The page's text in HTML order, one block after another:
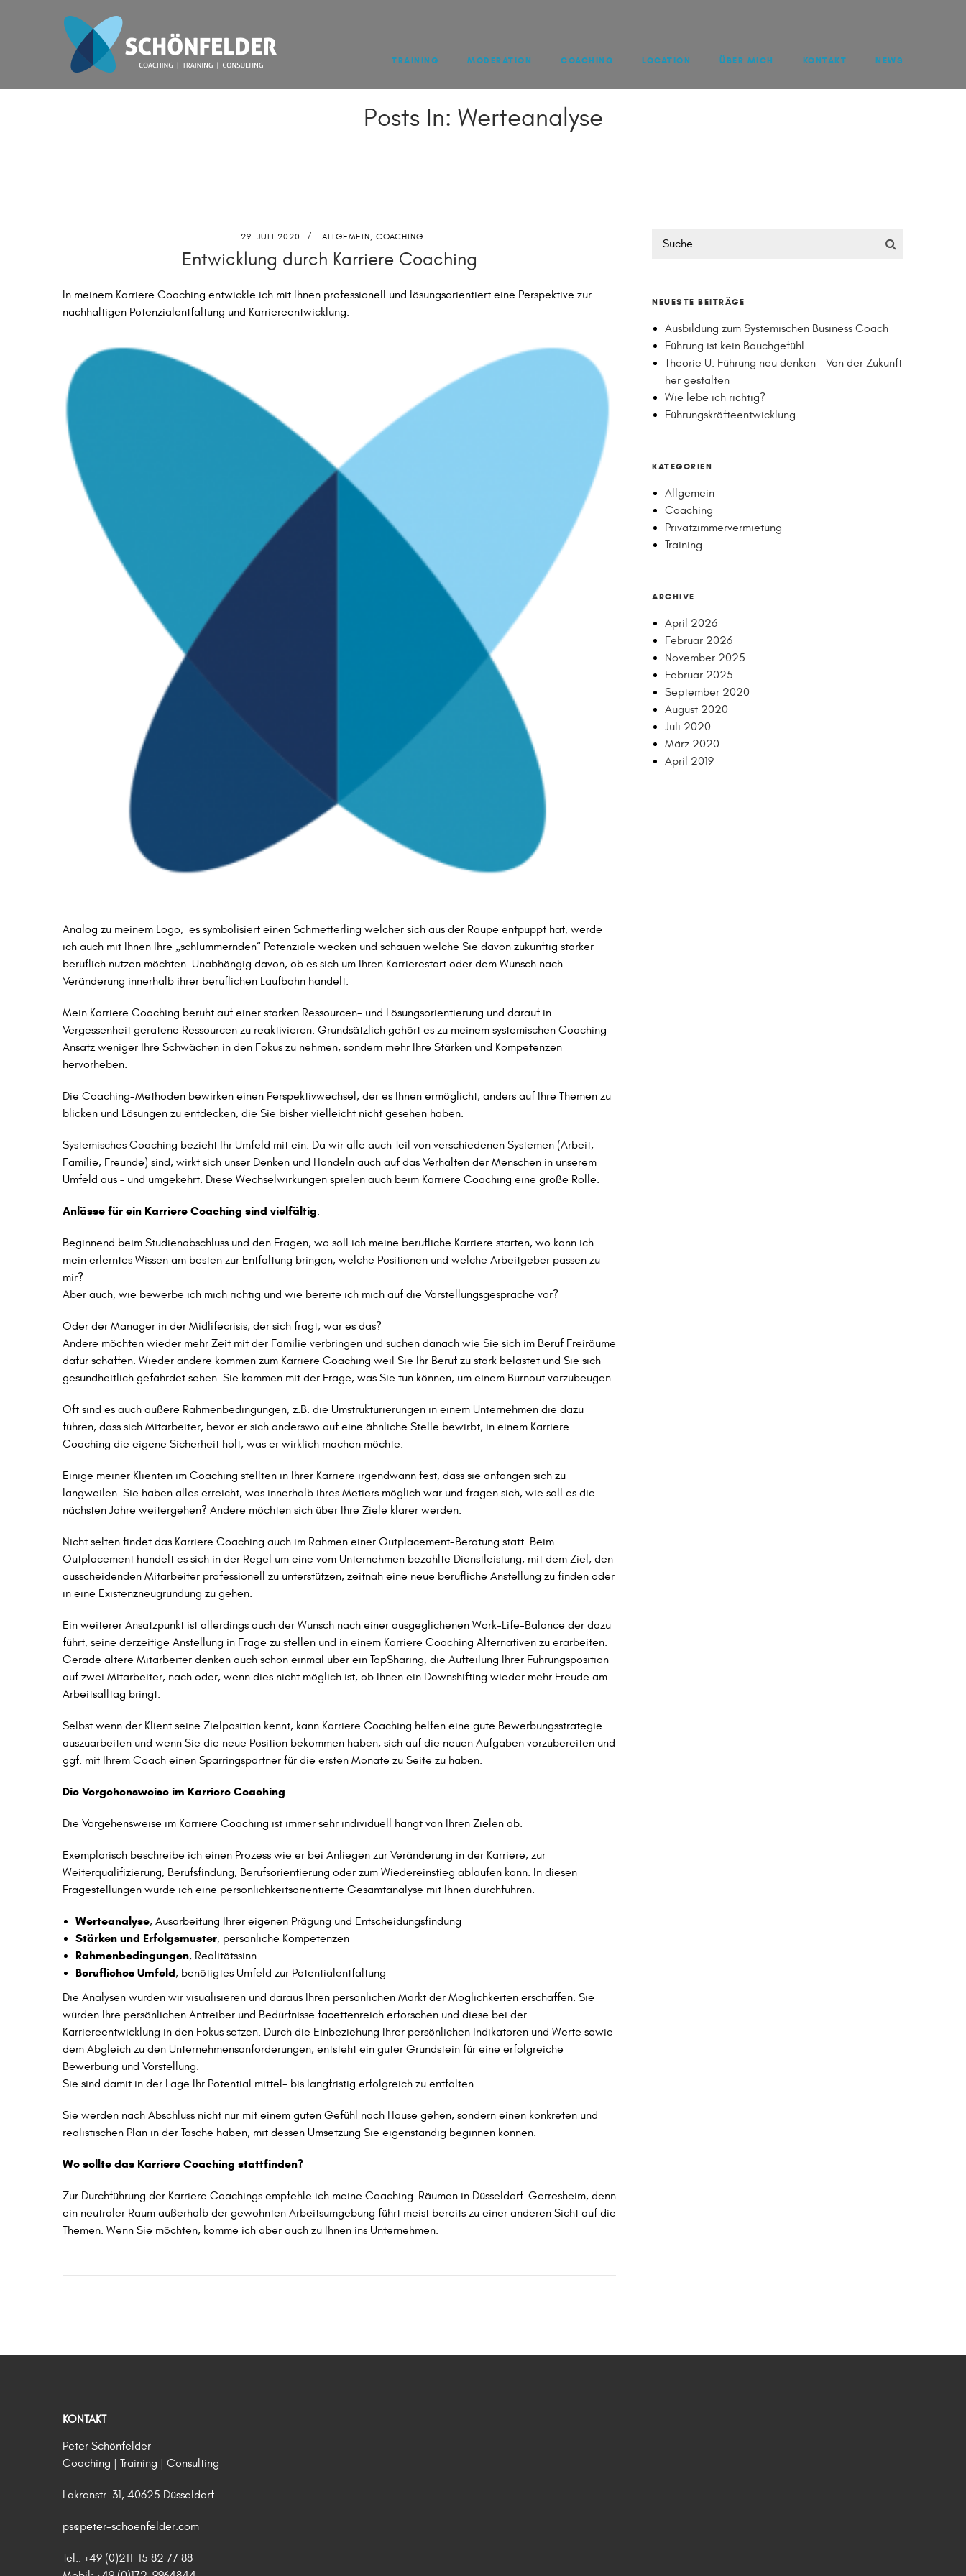
TRAINING MODERATION COACHING LOCATION ÜBER MICH KONTAKT NEWS
Posts In: Werteanalyse
29. JULI 2020 ALLGEMEIN, COACHING
Entwicklung durch Karriere Coaching
In meinem Karriere Coaching entwickle ich mit Ihnen professionell und lösungsorientiert eine Perspektive zur
nachhaltigen Potenzialentfaltung und Karriereentwicklung.
Analog zu meinem Logo, es symbolisiert einen Schmetterling welcher sich aus der Raupe entpuppt hat, werde
ich auch mit Ihnen Ihre „schlummernden“ Potenziale wecken und schauen welche Sie davon zukünftig stärker
beruflich nutzen möchten. Unabhängig davon, ob es sich um Ihren Karrierestart oder dem Wunsch nach
Veränderung innerhalb ihrer beruflichen Laufbahn handelt.
Mein Karriere Coaching beruht auf einer starken Ressourcen- und Lösungsorientierung und darauf in
Vergessenheit geratene Ressourcen zu reaktivieren. Grundsätzlich gehört es zu meinem systemischen Coaching
Ansatz weniger Ihre Schwächen in den Fokus zu nehmen, sondern mehr Ihre Stärken und Kompetenzen
hervorheben.
Die Coaching-Methoden bewirken einen Perspektivwechsel, der es Ihnen ermöglicht, anders auf Ihre Themen zu
blicken und Lösungen zu entdecken, die Sie bisher vielleicht nicht gesehen haben.
Systemisches Coaching bezieht Ihr Umfeld mit ein. Da wir alle auch Teil von verschiedenen Systemen (Arbeit,
Familie, Freunde) sind, wirkt sich unser Denken und Handeln auch auf das Verhalten der Menschen in unserem
Umfeld aus – und umgekehrt. Diese Wechselwirkungen spielen auch beim Karriere Coaching eine große Rolle.
Anlässe für ein Karriere Coaching sind vielfältig.
Beginnend beim Studienabschluss und den Fragen, wo soll ich meine berufliche Karriere starten, wo kann ich
mein erlerntes Wissen am besten zur Entfaltung bringen, welche Positionen und welche Arbeitgeber passen zu
mir?
Aber auch, wie bewerbe ich mich richtig und wie bereite ich mich auf die Vorstellungsgespräche vor?
Oder der Manager in der Midlifecrisis, der sich fragt, war es das?
Andere möchten wieder mehr Zeit mit der Familie verbringen und suchen danach wie Sie sich im Beruf Freiräume
dafür schaffen. Wieder andere kommen zum Karriere Coaching weil Sie Ihr Beruf zu stark belastet und Sie sich
gesundheitlich gefährdet sehen. Sie kommen mit der Frage, was Sie tun können, um einem Burnout vorzubeugen.
Oft sind es auch äußere Rahmenbedingungen, z.B. die Umstrukturierungen in einem Unternehmen die dazu
führen, dass sich Mitarbeiter, bevor er sich anderswo auf eine ähnliche Stelle bewirbt, in einem Karriere
Coaching die eigene Sicherheit holt, was er wirklich machen möchte.
Einige meiner Klienten im Coaching stellten in Ihrer Karriere irgendwann fest, dass sie anfangen sich zu
langweilen. Sie haben alles erreicht, was innerhalb ihres Metiers möglich war und fragen sich, wie soll es die
nächsten Jahre weitergehen? Andere möchten sich über Ihre Ziele klarer werden.
Nicht selten findet das Karriere Coaching auch im Rahmen einer Outplacement-Beratung statt. Beim
Outplacement handelt es sich in der Regel um eine vom Unternehmen bezahlte Dienstleistung, mit dem Ziel, den
ausscheidenden Mitarbeiter professionell zu unterstützen, zeitnah eine neue berufliche Anstellung zu finden oder
in eine Existenzneugründung zu gehen.
Ein weiterer Ansatzpunkt ist allerdings auch der Wunsch nach einer ausgeglichenen Work-Life-Balance der dazu
führt, seine derzeitige Anstellung in Frage zu stellen und in einem Karriere Coaching Alternativen zu erarbeiten.
Gerade ältere Mitarbeiter denken auch schon einmal über ein TopSharing, die Aufteilung Ihrer Führungsposition
auf zwei Mitarbeiter, nach oder, wenn dies nicht möglich ist, ob Ihnen ein Downshifting wieder mehr Freude am
Arbeitsalltag bringt.
Selbst wenn der Klient seine Zielposition kennt, kann Karriere Coaching helfen eine gute Bewerbungsstrategie
auszuarbeiten und wenn Sie die neue Position bekommen haben, sich auf die neuen Aufgaben vorzubereiten und
ggf. mit Ihrem Coach einen Sparringspartner für die ersten Monate zu Seite zu haben.
Die Vorgehensweise im Karriere Coaching
Die Vorgehensweise im Karriere Coaching ist immer sehr individuell hängt von Ihren Zielen ab.
Exemplarisch beschreibe ich einen Prozess wie er bei Anliegen zur Veränderung in der Karriere, zur
Weiterqualifizierung, Berufsfindung, Berufsorientierung oder zum Wiedereinstieg ablaufen kann. In diesen
Fragestellungen würde ich eine persönlichkeitsorientierte Gesamtanalyse mit Ihnen durchführen.
Werteanalyse, Ausarbeitung Ihrer eigenen Prägung und Entscheidungsfindung
Stärken und Erfolgsmuster, persönliche Kompetenzen
Rahmenbedingungen, Realitätssinn
Berufliches Umfeld, benötigtes Umfeld zur Potentialentfaltung
Die Analysen würden wir visualisieren und daraus Ihren persönlichen Markt der Möglichkeiten erschaffen. Sie
würden Ihre persönlichen Antreiber und Bedürfnisse facettenreich erforschen und diese bei der
Karriereentwicklung in den Fokus setzen. Durch die Einbeziehung Ihrer persönlichen Indikatoren und Werte sowie
dem Abgleich zu den Unternehmensanforderungen, entsteht ein guter Grundstein für eine erfolgreiche
Bewerbung und Vorstellung.
Sie sind damit in der Lage Ihr Potential mittel- bis langfristig erfolgreich zu entfalten.
Sie werden nach Abschluss nicht nur mit einem guten Gefühl nach Hause gehen, sondern einen konkreten und
realistischen Plan in der Tasche haben, mit dessen Umsetzung Sie eigenständig beginnen können.
Wo sollte das Karriere Coaching stattfinden?
Zur Durchführung der Karriere Coachings empfehle ich meine Coaching-Räumen in Düsseldorf-Gerresheim, denn
ein neutraler Raum außerhalb der gewohnten Arbeitsumgebung führt meist bereits zu einer anderen Sicht auf die
Themen. Wenn Sie möchten, komme ich aber auch zu Ihnen ins Unternehmen.
NEUESTE BEITRÄGE
Ausbildung zum Systemischen Business Coach
Führung ist kein Bauchgefühl
Theorie U: Führung neu denken – Von der Zukunft
her gestalten
Wie lebe ich richtig?
Führungskräfteentwicklung
KATEGORIEN
Allgemein
Coaching
Privatzimmervermietung
Training
ARCHIVE
April 2026
Februar 2026
November 2025
Februar 2025
September 2020
August 2020
Juli 2020
März 2020
April 2019
KONTAKT
Peter Schönfelder
Coaching | Training | Consulting
Lakronstr. 31, 40625 Düsseldorf
ps@peter-schoenfelder.com
Tel.: +49 (0)211-15 82 77 88